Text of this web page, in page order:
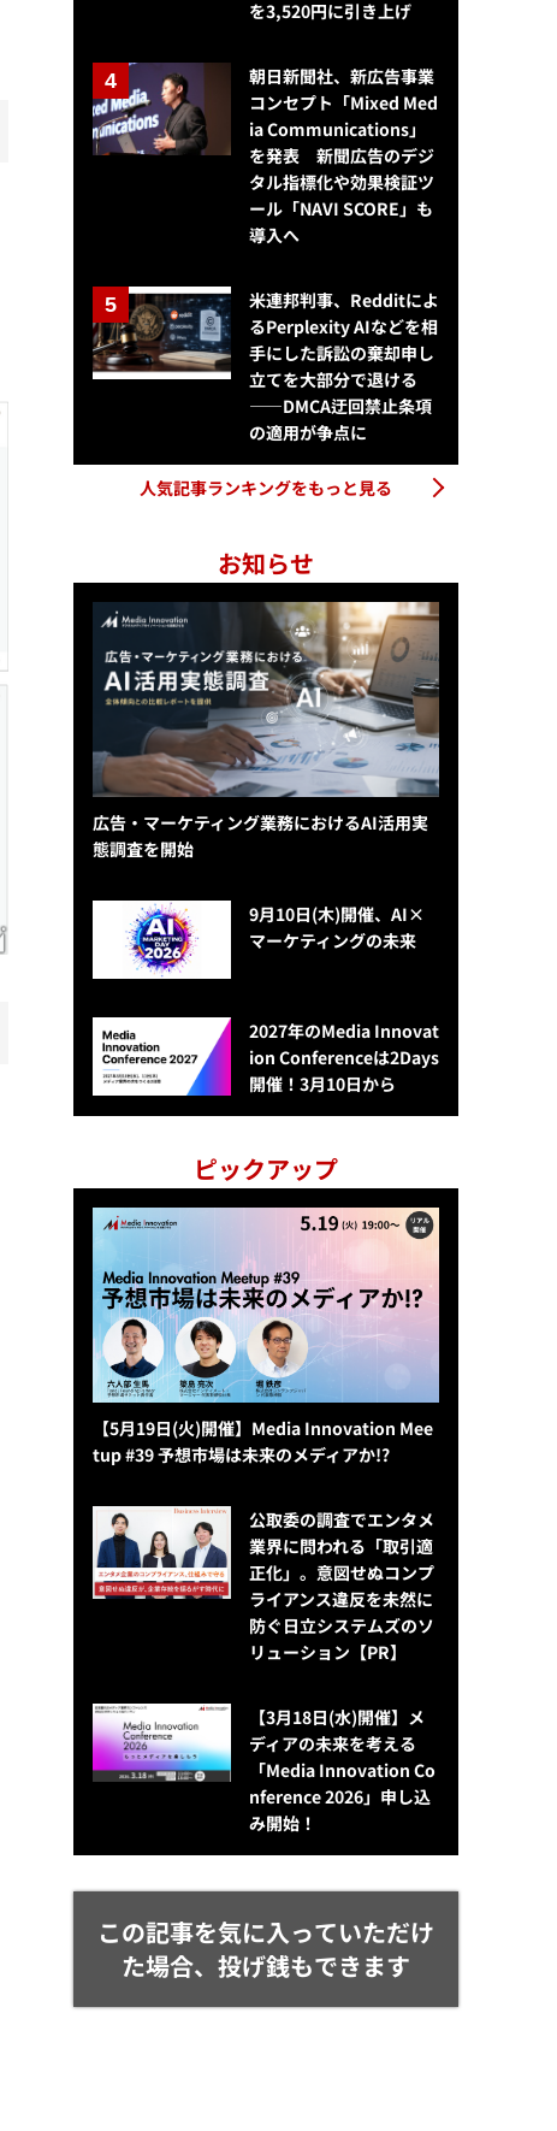
を3,520円に引き上げ
朝日新聞社、新広告事業
コンセプト「Mixed Med
ia Communications」
を発表 新聞広告のデジ
タル指標化や効果検証ツ
ール「NAVI SCORE」も
導入へ
米連邦判事、Redditによ
るPerplexity AIなどを相
手にした訴訟の棄却申し
立てを大部分で退ける
——DMCA迂回禁止条項
の適用が争点に
人気記事ランキングをもっと見る
お知らせ
広告・マーケティング業務におけるAI活用実
態調査を開始
9月10日(木)開催、AI×
マーケティングの未来
2027年のMedia Innovat
ion Conferenceは2Days
開催！3月10日から
ピックアップ
【5月19日(火)開催】Media Innovation Mee
tup #39 予想市場は未来のメディアか!?
公​​取委の調査でエンタメ
業界に問われる「取引適
正化」。意図せぬコンプ
ライアンス違反を未然に
防ぐ日立システムズのソ
リューション​【PR】
【3月18日(水)開催】メ
ディアの未来を考える
「Media Innovation Co
nference 2026」申し込
み開始！
この記事を気に入っていただけ
た場合、投げ銭もできます